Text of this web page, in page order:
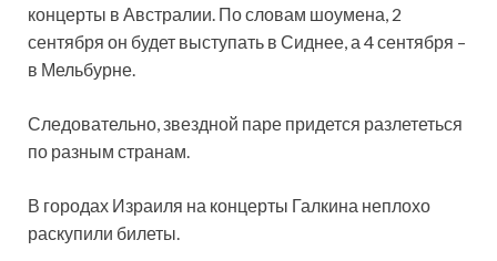
концерты в Австралии. По словам шоумена, 2
сентября он будет выступать в Сиднее, а 4 сентября –
в Мельбурне.
Следовательно, звездной паре придется разлететься
по разным странам.
В городах Израиля на концерты Галкина неплохо
раскупили билеты.